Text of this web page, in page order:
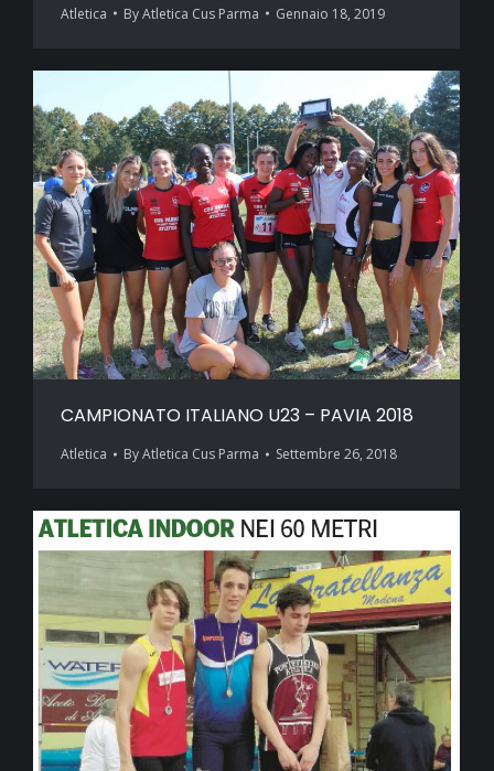
Atletica ByAtletica Cus Parma Gennaio 18, 2019
CAMPIONATO ITALIANO U23 – PAVIA 2018
Atletica ByAtletica Cus Parma Settembre 26, 2018